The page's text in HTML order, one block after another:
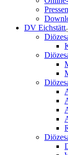
DV Eichstätt